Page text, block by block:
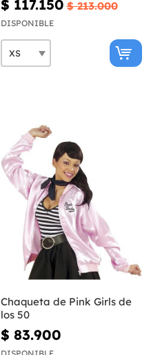
$ 117.150 $ 213.000
DISPONIBLE
Chaqueta de Pink Girls de
los 50
$ 83.900